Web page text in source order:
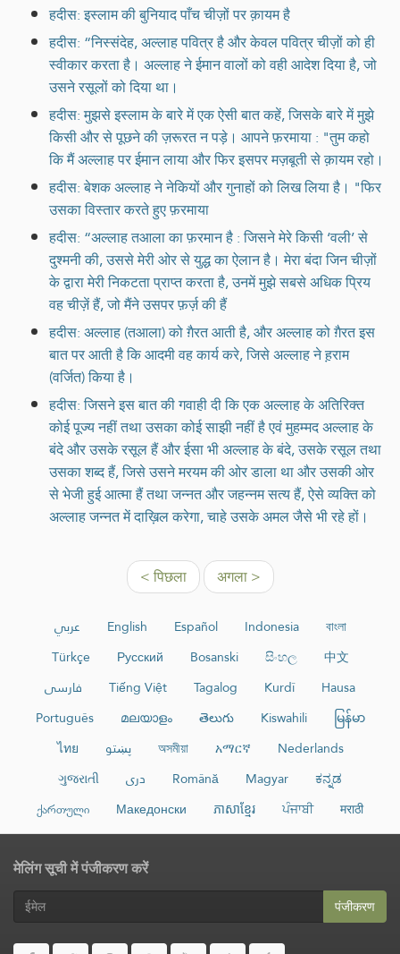
हदीस: इस्लाम की बुनियाद पाँच चीज़ों पर क़ायम है
हदीस: “निस्संदेह, अल्लाह पवित्र है और केवल पवित्र चीज़ों को ही
स्वीकार करता है। अल्लाह ने ईमान वालों को वही आदेश दिया है, जो
उसने रसूलों को दिया था।
हदीस: मुझसे इस्लाम के बारे में एक ऐसी बात कहें, जिसके बारे में मुझे
किसी और से पूछने की ज़रूरत न पड़े। आपने फ़रमाया : "तुम कहो
कि मैं अल्लाह पर ईमान लाया और फिर इसपर मज़बूती से क़ायम रहो।
हदीस: बेशक अल्लाह ने नेकियों और गुनाहों को लिख लिया है। "फिर
उसका विस्तार करते हुए फ़रमाया
हदीस: “अल्लाह तआला का फ़रमान है : जिसने मेरे किसी ‘वली’ से
दुश्मनी की, उससे मेरी ओर से युद्ध का ऐलान है। मेरा बंदा जिन चीज़ों
के द्वारा मेरी निकटता प्राप्त करता है, उनमें मुझे सबसे अधिक प्रिय
वह चीज़ें हैं, जो मैंने उसपर फ़र्ज़ की हैं
हदीस: अल्लाह (तआला) को ग़ैरत आती है, और अल्लाह को ग़ैरत इस
बात पर आती है कि आदमी वह कार्य करे, जिसे अल्लाह ने ह़राम
(वर्जित) किया है।
हदीस: जिसने इस बात की गवाही दी कि एक अल्लाह के अतिरिक्त
कोई पूज्य नहीं तथा उसका कोई साझी नहीं है एवं मुहम्मद अल्लाह के
बंदे और उसके रसूल हैं और ईसा भी अल्लाह के बंदे, उसके रसूल तथा
उसका शब्द हैं, जिसे उसने मरयम की ओर डाला था और उसकी ओर
से भेजी हुई आत्मा हैं तथा जन्नत और जहन्नम सत्य हैं, ऐसे व्यक्ति को
अल्लाह जन्नत में दाख़िल करेगा, चाहे उसके अमल जैसे भी रहे हों।
< पिछला अगला >
عربي English Español Indonesia
বাংলা
Türkçe
Русский Bosanski සිංහල
中文
فارسی
Tiếng Việt Tagalog Kurdî
Hausa
Português
മലയാളം తెలుగు Kiswahili
မြန်မာ
ไทย
پښتو অসমীয়া አማርኛ
Nederlands
ગુજરાતી
دری Română Magyar
ಕನ್ನಡ
ქართული
Македонски ភាសាខ្មែរ ਪੰਜਾਬੀ मराठी
मेलिंग सूची में पंजीकरण करें
पंजीकरण